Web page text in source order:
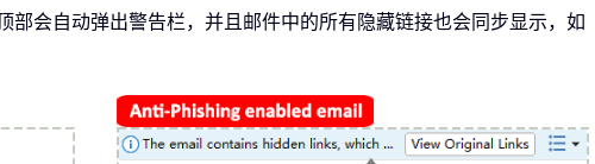
部会自动弹出警告栏，并且邮件中的所有隐藏链接也会同步显示，如